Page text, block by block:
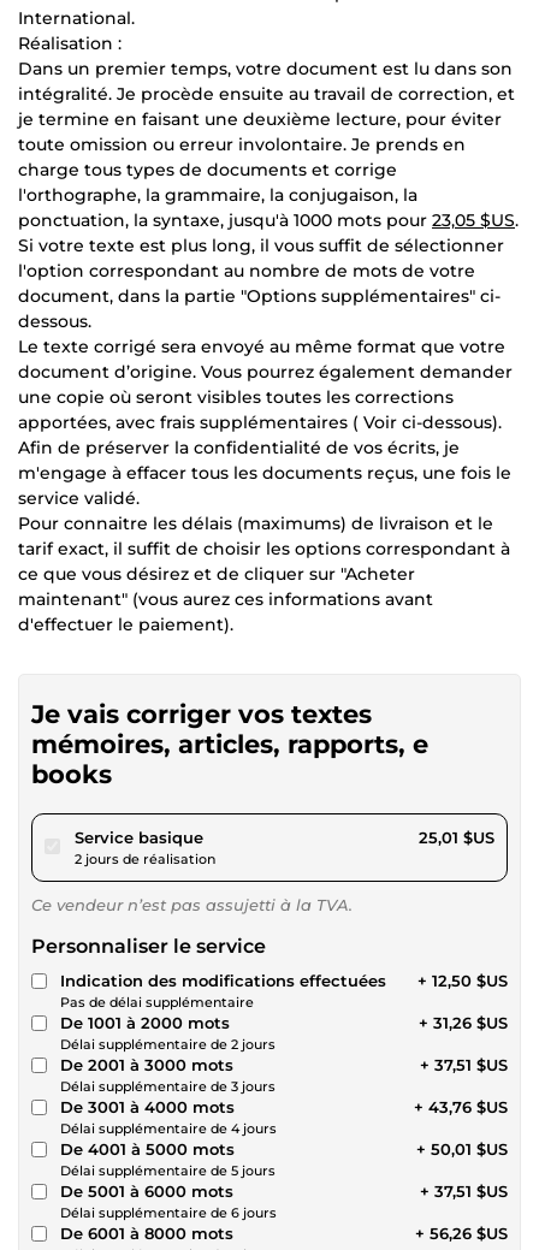
International.
Réalisation :
Dans un premier temps, votre document est lu dans son
intégralité. Je procède ensuite au travail de correction, et
je termine en faisant une deuxième lecture, pour éviter
toute omission ou erreur involontaire. Je prends en
charge tous types de documents et corrige
l'orthographe, la grammaire, la conjugaison, la
ponctuation, la syntaxe, jusqu'à 1000 mots pour 23,05 $US.
Si votre texte est plus long, il vous suffit de sélectionner
l'option correspondant au nombre de mots de votre
document, dans la partie "Options supplémentaires" ci-
dessous.
Le texte corrigé sera envoyé au même format que votre
document d’origine. Vous pourrez également demander
une copie où seront visibles toutes les corrections
apportées, avec frais supplémentaires ( Voir ci-dessous).
Afin de préserver la confidentialité de vos écrits, je
m'engage à effacer tous les documents reçus, une fois le
service validé.
Pour connaitre les délais (maximums) de livraison et le
tarif exact, il suffit de choisir les options correspondant à
ce que vous désirez et de cliquer sur "Acheter
maintenant" (vous aurez ces informations avant
d'effectuer le paiement).
Je vais corriger vos textes
mémoires, articles, rapports, e
books
Service basiquepour 23,05 $US
2 jours de réalisation
25,01 $US
Ce vendeur n’est pas assujetti à la TVA.
Personnaliser le service
Indication des modifications effectuées
Pas de délai supplémentaire
+ 12,50 $US
De 1001 à 2000 mots
Délai supplémentaire de 2 jours
+ 31,26 $US
De 2001 à 3000 mots
Délai supplémentaire de 3 jours
+ 37,51 $US
De 3001 à 4000 mots
Délai supplémentaire de 4 jours
+ 43,76 $US
De 4001 à 5000 mots
Délai supplémentaire de 5 jours
+ 50,01 $US
De 5001 à 6000 mots
Délai supplémentaire de 6 jours
+ 37,51 $US
De 6001 à 8000 mots + 56,26 $US